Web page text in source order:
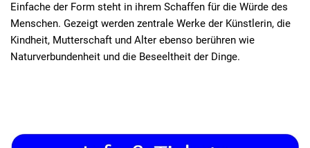
Einfache der Form steht in ihrem Schaffen für die Würde des
Menschen. Gezeigt werden zentrale Werke der Künstlerin, die
Kindheit, Mutterschaft und Alter ebenso berühren wie
Naturverbundenheit und die Beseeltheit der Dinge.